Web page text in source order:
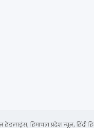
हिमाचल प्रदेश न्यूज़,